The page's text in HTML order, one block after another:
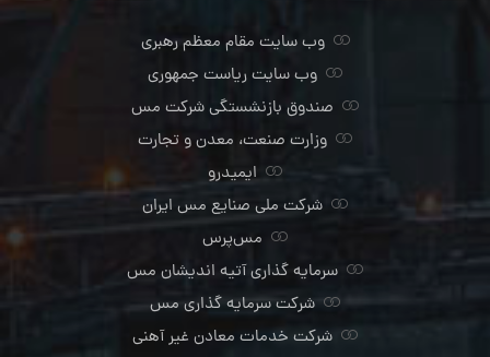
وب سایت مقام معظم رهبری
وب سایت ریاست جمهوری
صندوق بازنشستگی شرکت مس
وزارت صنعت، معدن و تجارت
ایمیدرو
شرکت ملی صنایع مس ایران
مس‌پرس
سرمایه گذاری آتیه اندیشان مس
شرکت سرمایه گذاری مس
شرکت خدمات معادن غیر آهنی